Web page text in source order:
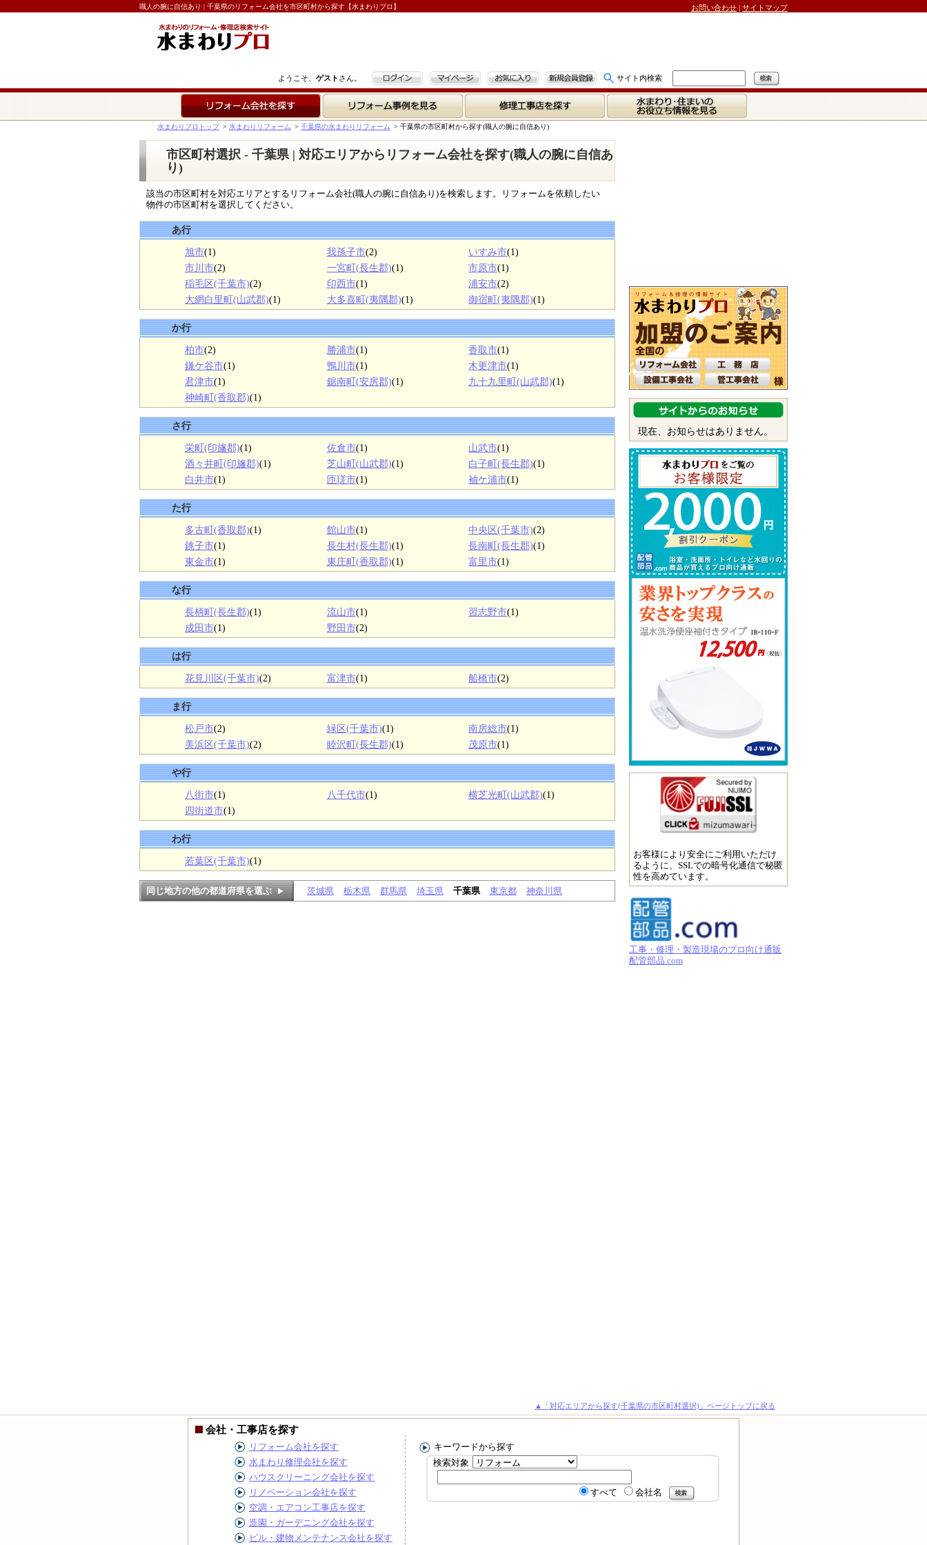
職人の腕に自信あり | 千葉県のリフォーム会社を市区町村から探す【水まわりプロ】 お問い合わせ | サイトマップ
ようこそ、 ゲスト さん。 ログイン マイページ お気に入り 新規会員登録 サイト内検索
リフォーム事例を見る 修理工事店を探す
水まわり・住まいの
お役立ち情報を見る
水まわりプロトップ > 水まわりリフォーム > 千葉県の水まわりリフォーム > 千葉県の市区町村から探す(職人の腕に自信あり)
市区町村選択 - 千葉県 | 対応エリアからリフォーム会社を探す(職人の腕に自信あ
り)
該当の市区町村を対応エリアとするリフォーム会社(職人の腕に自信あり)を検索します。リフォームを依頼したい
物件の市区町村を選択してください。
あ行
旭市(1) 我孫子市(2) いすみ市(1)
市川市(2) 一宮町(長生郡)(1) 市原市(1)
稲毛区(千葉市)(2) 印西市(1) 浦安市(2)
大網白里町(山武郡)(1) 大多喜町(夷隅郡)(1) 御宿町(夷隅郡)(1)
か行
柏市(2) 勝浦市(1) 香取市(1)
鎌ケ谷市(1) 鴨川市(1) 木更津市(1)
君津市(1) 鋸南町(安房郡)(1) 九十九里町(山武郡)(1)
神崎町(香取郡)(1)
さ行
栄町(印旛郡)(1) 佐倉市(1) 山武市(1)
酒々井町(印旛郡)(1) 芝山町(山武郡)(1) 白子町(長生郡)(1)
白井市(1) 匝瑳市(1) 袖ケ浦市(1)
た行
多古町(香取郡)(1) 館山市(1) 中央区(千葉市)(2)
銚子市(1) 長生村(長生郡)(1) 長南町(長生郡)(1)
東金市(1) 東庄町(香取郡)(1) 富里市(1)
な行
長柄町(長生郡)(1) 流山市(1) 習志野市(1)
成田市(1) 野田市(2)
は行
花見川区(千葉市)(2) 富津市(1) 船橋市(2)
ま行
松戸市(2) 緑区(千葉市)(1) 南房総市(1)
美浜区(千葉市)(2) 睦沢町(長生郡)(1) 茂原市(1)
や行
八街市(1) 八千代市(1) 横芝光町(山武郡)(1)
四街道市(1)
わ行
若葉区(千葉市)(1)
同じ地方の他の都道府県を選ぶ 茨城県 栃木県 群馬県 埼玉県 千葉県 東京都 神奈川県
現在、お知らせはありません。
お客様により安全にご利用いただけ
るように、SSLでの暗号化通信で秘匿
性を高めています。
工事・修理・製造現場のプロ向け通販
配管部品.com
▲「対応エリアから探す(千葉県の市区町村選択)」ページトップに戻る
会社・工事店を探す
リフォーム会社を探す
水まわり修理会社を探す
ハウスクリーニング会社を探す
リノベーション会社を探す
空調・エアコン工事店を探す
造園・ガーデニング会社を探す
ビル・建物メンテナンス会社を探す
キーワードから探す
検索対象
すべて 会社名